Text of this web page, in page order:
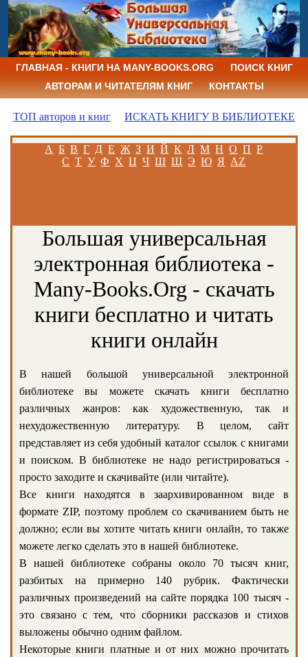
ГЛАВНАЯ - КНИГИ НА MANY-BOOKS.ORG
ПОИСК КНИГ
АВТОРАМ И ЧИТАТЕЛЯМ КНИГ
КОНТАКТЫ
ТОП авторов и книг ИСКАТЬ КНИГУ В БИБЛИОТЕКЕ
А Б В Г Д Е Ж З И Й К Л М Н О П Р
С Т У Ф Х Ц Ч Ш Щ Э Ю Я AZ
Большая универсальная
электронная библиотека -
Many-Books.Org - скачать
книги бесплатно и читать
книги онлайн
В нашей большой универсальной электронной
библиотеке вы можете скачать книги бесплатно
различных жанров: как художественную, так и
нехудожественную литературу. В целом, сайт
представляет из себя удобный каталог ссылок с книгами
и поиском. В библиотеке не надо регистрироваться -
просто заходите и скачивайте (или читайте).
Все книги находятся в заархивированном виде в
формате ZIP, поэтому проблем со скачиванием быть не
должно; если вы хотите читать книги онлайн, то также
можете легко сделать это в нашей библиотеке.
В нашей библиотеке собраны около 70 тысяч книг,
разбитых на примерно 140 рубрик. Фактически
различных произведений на сайте порядка 100 тысяч -
это связано с тем, что сборники рассказов и стихов
выложены обычно одним файлом.
Некоторые книги платные и от них можно прочитать